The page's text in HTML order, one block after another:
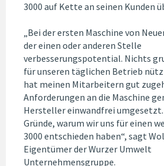
3000 auf Kette an seinen Kunden
„Bei der ersten Maschine von
der einen oder anderen Stelle
verbesserungspotential. Nichts
für unseren täglichen Betrieb
hat meinen Mitarbeitern gut
Anforderungen an die Maschine
Hersteller einwandfrei umgesetzt.
Gründe, warum wir uns für einen
3000 entschieden haben“, sagt
Eigentümer der Wurzer Umwelt
Unternehmensgruppe.